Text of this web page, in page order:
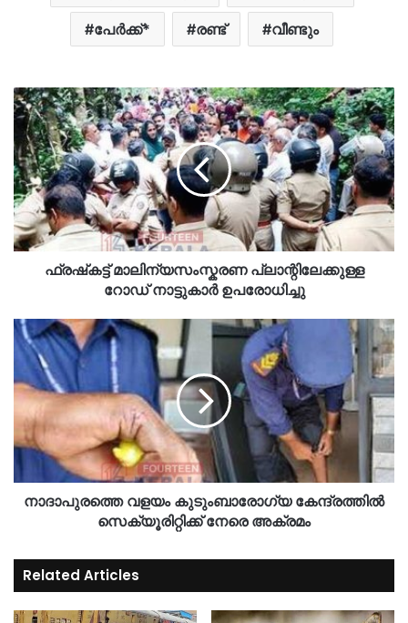
പേർക്ക്* രണ്ട് വീണ്ടും
ഫ്രഷ്‌കട്ട് മാലിന്യസംസ്കരണ പ്ലാന്റിലേക്കുള്ള
റോഡ് നാട്ടുകാർ ഉപരോധിച്ചു
നാദാപുരത്തെ വളയം കുടുംബാരോഗ്യ കേന്ദ്രത്തിൽ
സെക്യൂരിറ്റിക്ക് നേരെ അക്രമം
Related Articles